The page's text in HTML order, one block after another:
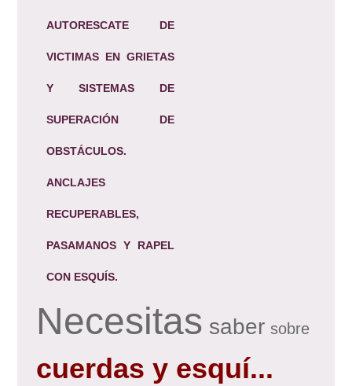
AUTORESCATE DE
VICTIMAS EN GRIETAS
Y SISTEMAS DE
SUPERACIÓN DE
OBSTÁCULOS.
ANCLAJES
RECUPERABLES,
PASAMANOS Y RAPEL
CON ESQUÍS.
Necesitas saber sobre
cuerdas y esquí...